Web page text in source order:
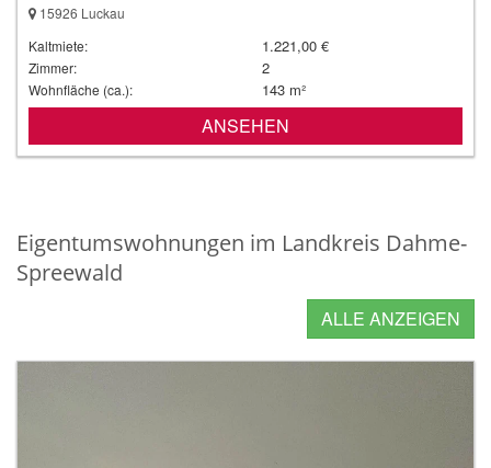
15926 Luckau
Kaltmiete:
1.221,00 €
Zimmer: 2
Wohnfläche (ca.): 143 m²
ANSEHEN
Eigentumswohnungen im Landkreis Dahme-
Spreewald
ALLE ANZEIGEN